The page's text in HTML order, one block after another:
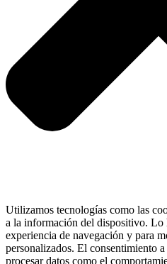
Utilizamos tecnologías como las
a la información del dispositivo. Lo
experiencia de navegación y para
personalizados. El consentimiento
procesar datos como el